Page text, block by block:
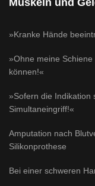
»Kranke Hände
»Ohne meine
können!«
»Sofern die Indikation
Simultaneingriff!«
Amputation nach
Silikonprothese
Bei einer schweren